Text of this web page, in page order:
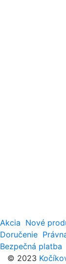
Akcia Nové
Doručenie
Bezpečná platba
© 2023